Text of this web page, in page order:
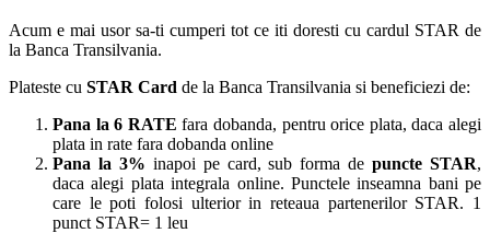
Acum e mai usor sa-ti cumperi tot ce iti doresti cu cardul STAR de
la Banca Transilvania.
Plateste cu STAR Card de la Banca Transilvania si beneficiezi de:
Pana la 6 RATE fara dobanda, pentru orice plata, daca alegi
plata in rate fara dobanda online
Pana la 3% inapoi pe card, sub forma depuncte STAR,
daca alegi plata integrala online. Punctele inseamna bani pe
care le poti folosi ulterior in reteaua partenerilor STAR. 1
punct STAR= 1 leu